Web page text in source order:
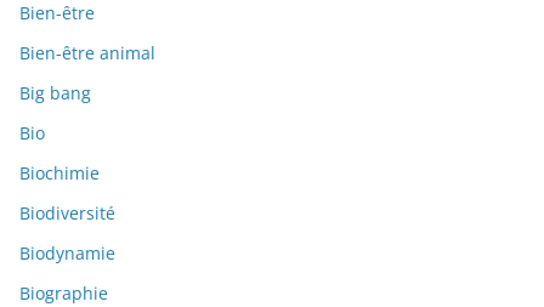
Bien-être
Bien-être animal
Big bang
Bio
Biochimie
Biodiversité
Biodynamie
Biographie